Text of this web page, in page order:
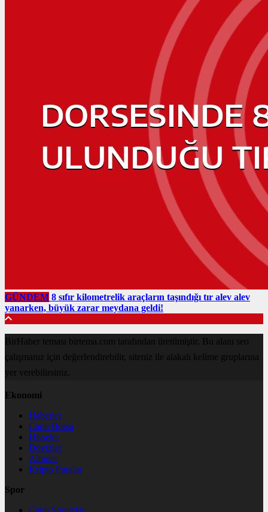
GÜNDEM 8 sıfır kilometrelik araçların taşındığı tır alev alev
yanarken, büyük zarar meydana geldi!
BirHaber teması birtema.com tarafından üretilmiştir. Bu alanı seo
çalışmanız için değerlendirebilir, siteniz ile alakalı kelime gruplarına
yer verebilirsiniz.
Ekonomi
Haberler
Canlı Borsa
Hisseler
Dövizler
Altınlar
Kripto Paralar
Spor
Canlı Sonuçlar